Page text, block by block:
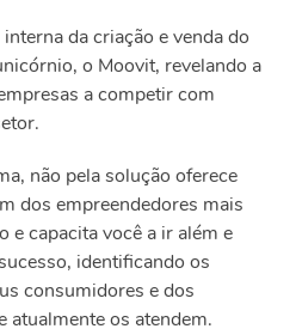
da criação e venda do
o Moovit, revelando a
a competir com
não pela solução oferece
dos empreendedores mais
e capacita você a ir além e
identificando os
consumidores e dos
atualmente os atendem.